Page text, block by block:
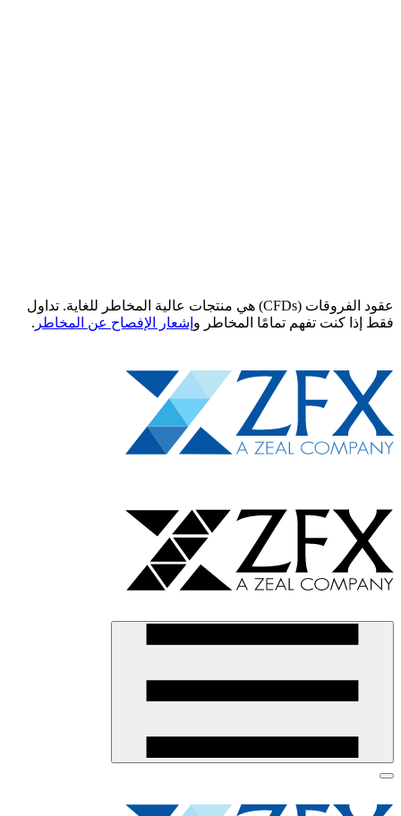
عقود الفروقات (CFDs) هي منتجات عالية المخاطر للغاية. تداول
فقط إذا كنت تفهم تمامًا المخاطر و إشعار الإفصاح عن المخاطر .